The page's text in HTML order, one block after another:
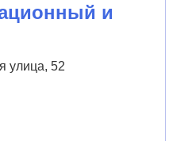
и
улица, 52